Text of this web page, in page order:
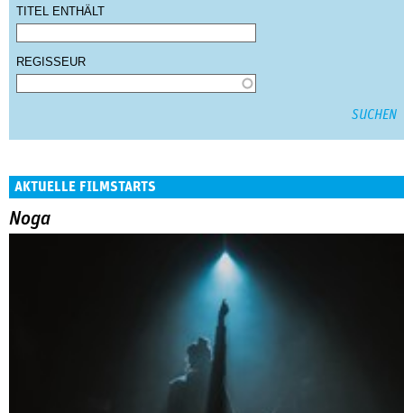
TITEL ENTHÄLT
REGISSEUR
AKTUELLE FILMSTARTS
Noga